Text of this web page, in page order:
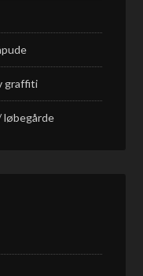
graffiti
løbegårde